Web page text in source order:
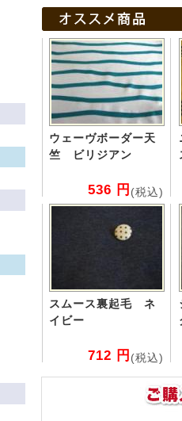
ウェーヴボーダー天
竺 ビリジアン
536 円 (税込)
スムース裏起毛 ネ
イビー
712 円 (税込)